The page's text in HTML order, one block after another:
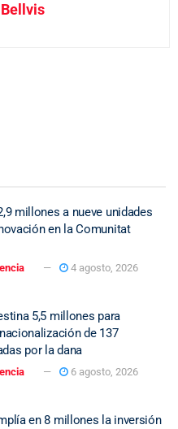
millones a nueve unidades
en la Comunitat
4 agosto, 2026
5,5 millones para
de 137
por la dana
6 agosto, 2026
en 8 millones la inversión